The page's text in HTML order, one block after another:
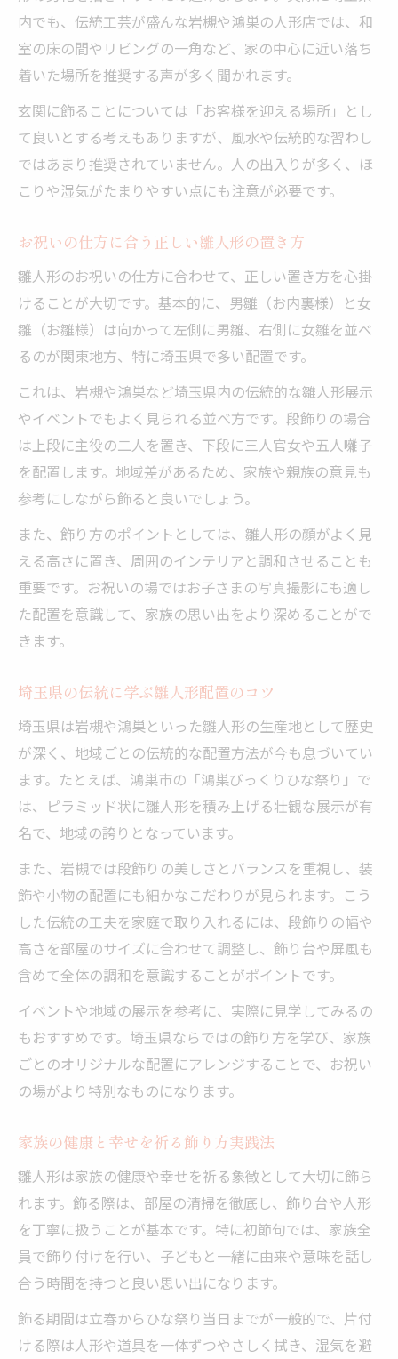
内でも、伝統工芸が盛んな岩槻や鴻巣の人形店では、和
室の床の間やリビングの一角など、家の中心に近い落ち
着いた場所を推奨する声が多く聞かれます。
玄関に飾ることについては「お客様を迎える場所」とし
て良いとする考えもありますが、風水や伝統的な習わし
ではあまり推奨されていません。人の出入りが多く、ほ
こりや湿気がたまりやすい点にも注意が必要です。
お祝いの仕方に合う正しい雛人形の置き方
雛人形のお祝いの仕方に合わせて、正しい置き方を心掛
けることが大切です。基本的に、男雛（お内裏様）と女
雛（お雛様）は向かって左側に男雛、右側に女雛を並べ
るのが関東地方、特に埼玉県で多い配置です。
これは、岩槻や鴻巣など埼玉県内の伝統的な雛人形展示
やイベントでもよく見られる並べ方です。段飾りの場合
は上段に主役の二人を置き、下段に三人官女や五人囃子
を配置します。地域差があるため、家族や親族の意見も
参考にしながら飾ると良いでしょう。
また、飾り方のポイントとしては、雛人形の顔がよく見
える高さに置き、周囲のインテリアと調和させることも
重要です。お祝いの場ではお子さまの写真撮影にも適し
た配置を意識して、家族の思い出をより深めることがで
きます。
埼玉県の伝統に学ぶ雛人形配置のコツ
埼玉県は岩槻や鴻巣といった雛人形の生産地として歴史
が深く、地域ごとの伝統的な配置方法が今も息づいてい
ます。たとえば、鴻巣市の「鴻巣びっくりひな祭り」で
は、ピラミッド状に雛人形を積み上げる壮観な展示が有
名で、地域の誇りとなっています。
また、岩槻では段飾りの美しさとバランスを重視し、装
飾や小物の配置にも細かなこだわりが見られます。こう
した伝統の工夫を家庭で取り入れるには、段飾りの幅や
高さを部屋のサイズに合わせて調整し、飾り台や屏風も
含めて全体の調和を意識することがポイントです。
イベントや地域の展示を参考に、実際に見学してみるの
もおすすめです。埼玉県ならではの飾り方を学び、家族
ごとのオリジナルな配置にアレンジすることで、お祝い
の場がより特別なものになります。
家族の健康と幸せを祈る飾り方実践法
雛人形は家族の健康や幸せを祈る象徴として大切に飾ら
れます。飾る際は、部屋の清掃を徹底し、飾り台や人形
を丁寧に扱うことが基本です。特に初節句では、家族全
員で飾り付けを行い、子どもと一緒に由来や意味を話し
合う時間を持つと良い思い出になります。
飾る期間は立春からひな祭り当日までが一般的で、片付
ける際は人形や道具を一体ずつやさしく拭き、湿気を避